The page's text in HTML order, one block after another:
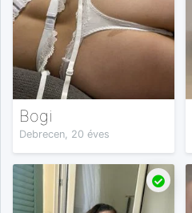
Bogi
Debrecen, 20 éves